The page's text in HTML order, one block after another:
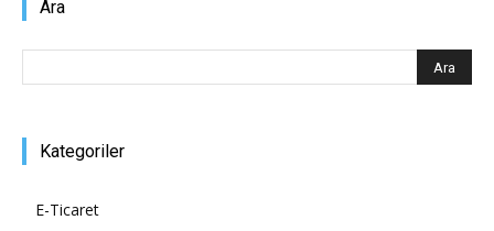
–
Ara
Kategoriler
E-Ticaret